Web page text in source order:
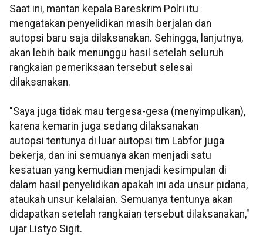
Saat ini, mantan kepala Bareskrim Polri itu
mengatakan penyelidikan masih berjalan dan
autopsi baru saja dilaksanakan. Sehingga, lanjutnya,
akan lebih baik menunggu hasil setelah seluruh
rangkaian pemeriksaan tersebut selesai
dilaksanakan.
"Saya juga tidak mau tergesa-gesa (menyimpulkan),
karena kemarin juga sedang dilaksanakan
autopsi tentunya di luar autopsi tim Labfor juga
bekerja, dan ini semuanya akan menjadi satu
kesatuan yang kemudian menjadi kesimpulan di
dalam hasil penyelidikan apakah ini ada unsur pidana,
ataukah unsur kelalaian. Semuanya tentunya akan
didapatkan setelah rangkaian tersebut dilaksanakan,"
ujar Listyo Sigit.